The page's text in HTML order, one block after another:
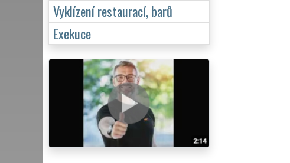
Vyklízení restaurací, barů
Exekuce